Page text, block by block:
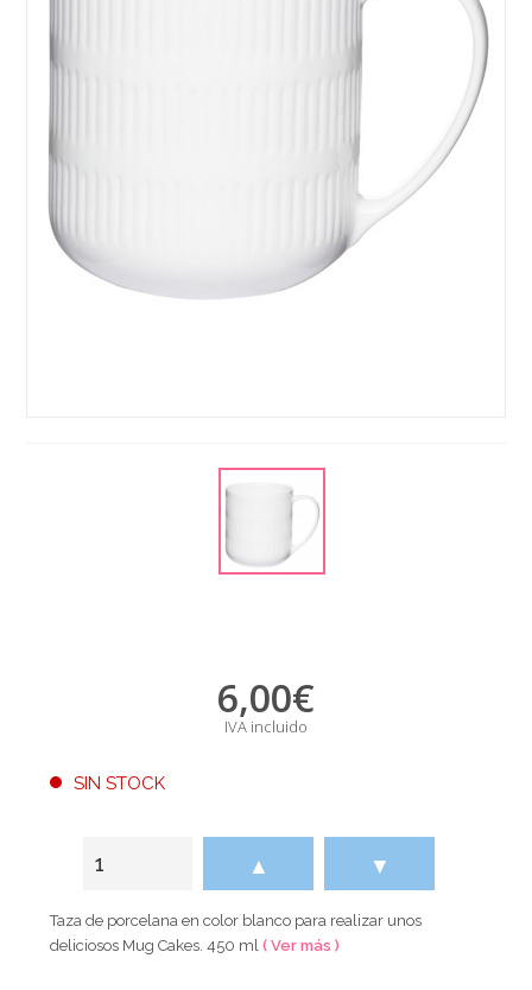
6,00€
IVA incluido
SIN STOCK
▲ ▼
Taza de porcelana en color blanco para realizar unos
deliciosos Mug Cakes. 450 ml( Ver más )